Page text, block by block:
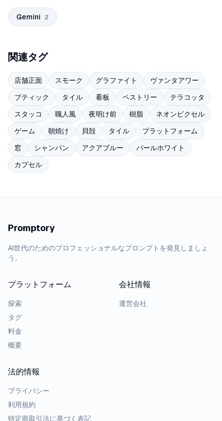
Gemini 2
関連タグ
店舗正面 スモーク グラファイト
ヴァンタアワー
ブティック
タイル 看板 ペストリー
テラコッタ
スタッコ
職人風 夜明け前 樹脂
ネオンピクセル
ゲーム
朝焼け 貝殻 タイル
プラットフォーム
窓
シャンパン アクアブルー
パールホワイト
カプセル
Promptory
AI世代のためのプロフェッショナルなプロンプトを発見しましょ
う。
プラットフォーム
探索
タグ
料金
概要
会社情報
運営会社
法的情報
プライバシー
利用規約
特定商取引法に基づく表記